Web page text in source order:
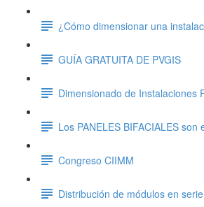
¿Cómo dimensionar una
GUÍA GRATUITA DE PVGIS
Dimensionado de Instalaciones
Los PANELES BIFACIALES son
Congreso CIIMM
Distribución de módulos en